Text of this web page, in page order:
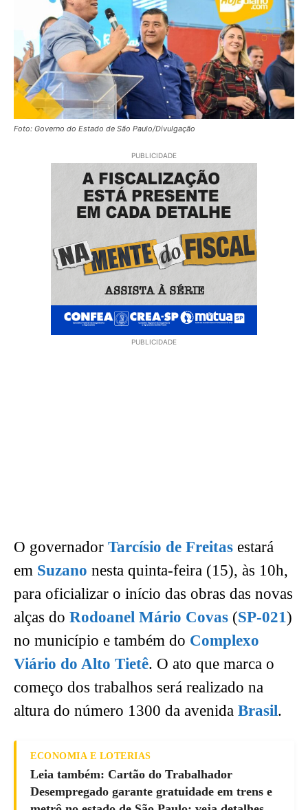
Foto: Governo do Estado de São Paulo/Divulgação
PUBLICIDADE
PUBLICIDADE
O governador Tarcísio de Freitas estará
em Suzano nesta quinta-feira (15), às 10h,
para oficializar o início das obras das novas
alças do Rodoanel Mário Covas (SP-021)
no município e também do Complexo
Viário do Alto Tietê. O ato que marca o
começo dos trabalhos será realizado na
altura do número 1300 da avenida Brasil.
ECONOMIA E LOTERIAS
Leia também: Cartão do Trabalhador
Desempregado garante gratuidade em trens e